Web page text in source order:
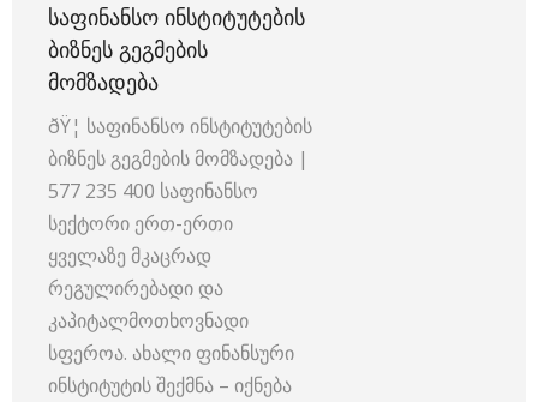
ᲡᲐᲤᲘᲜᲐᲜᲡᲝ ᲘᲜᲡᲢᲘᲢᲣᲢᲔᲑᲘᲡ
ᲑᲘᲖᲜᲔᲡ ᲒᲔᲒᲛᲔᲑᲘᲡ
ᲛᲝᲛᲖᲐᲓᲔᲑᲐ
ðŸ¦ საფინანსო ინსტიტუტების
ბიზნეს გეგმების მომზადება |
577 235 400 საფინანსო
სექტორი ერთ-ერთი
ყველაზე მკაცრად
რეგულირებადი და
კაპიტალმოთხოვნადი
სფეროა. ახალი ფინანსური
ინსტიტუტის შექმნა – იქნება